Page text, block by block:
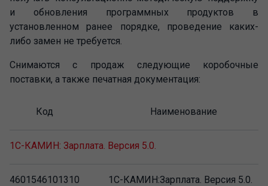
и обновления программных продуктов в
установленном ранее порядке, проведение каких-
либо замен не требуется.
Снимаются с продаж следующие коробочные
поставки, а также печатная документация:
Код Наименование
1С-КАМИН: Зарплата. Версия 5.0.
4601546101310
1С-КАМИН:Зарплата. Версия 5.0.